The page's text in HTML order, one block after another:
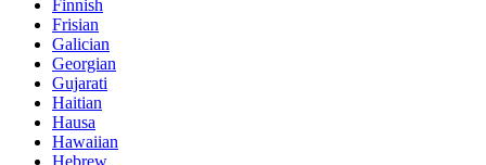
Finnish
Frisian
Galician
Georgian
Gujarati
Haitian
Hausa
Hawaiian
Hebrew